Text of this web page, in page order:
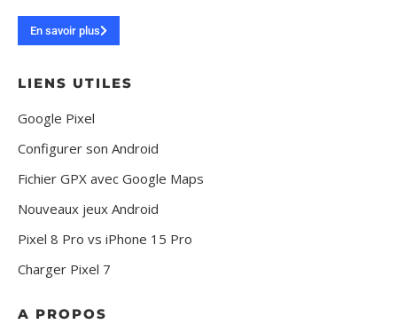
En savoir plus
LIENS UTILES
Google Pixel
Configurer son Android
Fichier GPX avec Google Maps
Nouveaux jeux Android
Pixel 8 Pro vs iPhone 15 Pro
Charger Pixel 7
A PROPOS